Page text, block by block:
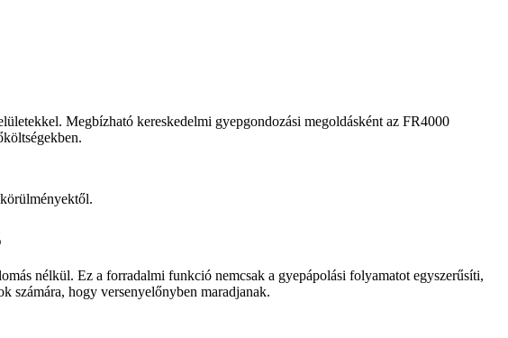
Megbízható kereskedelmi gyepgondozási megoldásként az FR4000
nélkül. Ez a forradalmi funkció nemcsak a gyepápolási folyamatot egyszerűsíti,
számára, hogy versenyelőnyben maradjanak.